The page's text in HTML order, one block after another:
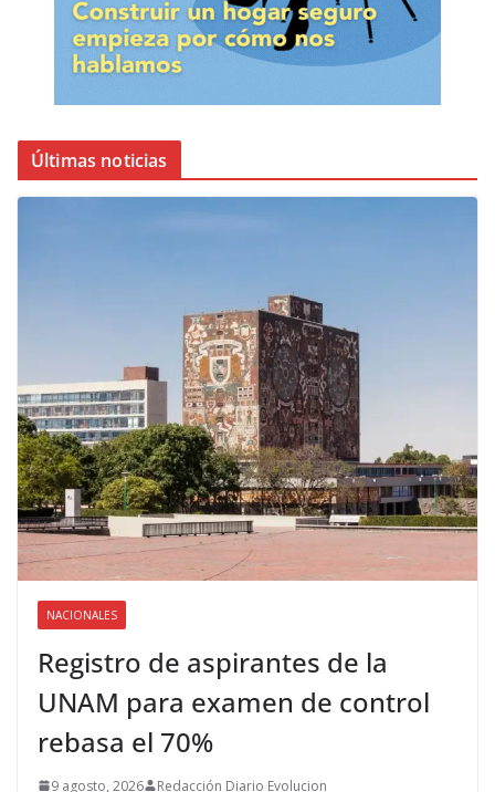
Últimas noticias
NACIONALES
Registro de aspirantes de la
UNAM para examen de control
rebasa el 70%
9 agosto, 2026 Redacción Diario Evolucion